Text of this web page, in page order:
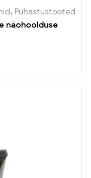
, Puhastustooted
näohoolduse